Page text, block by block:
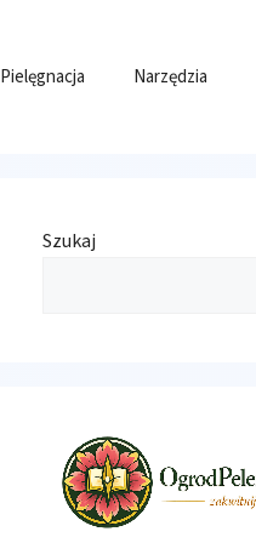
Pielęgnacja Narzędzia
Szukaj